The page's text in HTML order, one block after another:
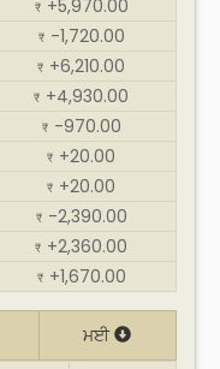
₹ +5,970.00
₹ -1,720.00
₹ +6,210.00
₹ +4,930.00
₹ -970.00
₹ +20.00
₹ +20.00
₹ -2,390.00
₹ +2,360.00
₹ +1,670.00
ਮਈ